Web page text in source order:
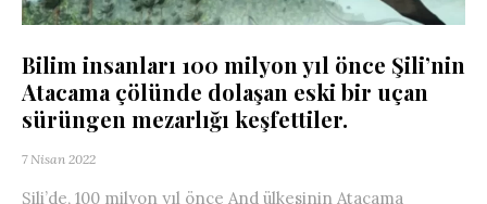
Bilim insanları 100 milyon yıl önce Şili’nin
Atacama çölünde dolaşan eski bir uçan
sürüngen mezarlığı keşfettiler.
7 Nisan 2022
Şili’de, 100 milyon yıl önce And ülkesinin Atacama